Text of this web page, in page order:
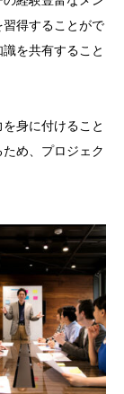
得することがで
を共有すること
身に付けること
め、プロジェク